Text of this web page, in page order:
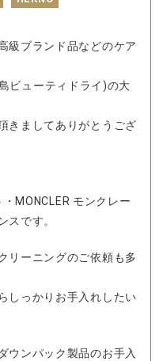
級ブランド品などのケア
ビューティドライ)の大
きましてありがとうござ
MONCLER モンクレー
スです。
リーニングのご依頼も多
しっかりお手入れしたい
ウンパック製品のお手入